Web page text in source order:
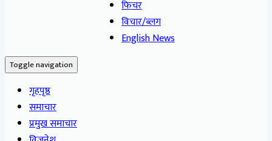
फिचर
विचार/ब्लग
English News
Toggle navigation
गृहपृष्ठ
समाचार
प्रमुख समाचार